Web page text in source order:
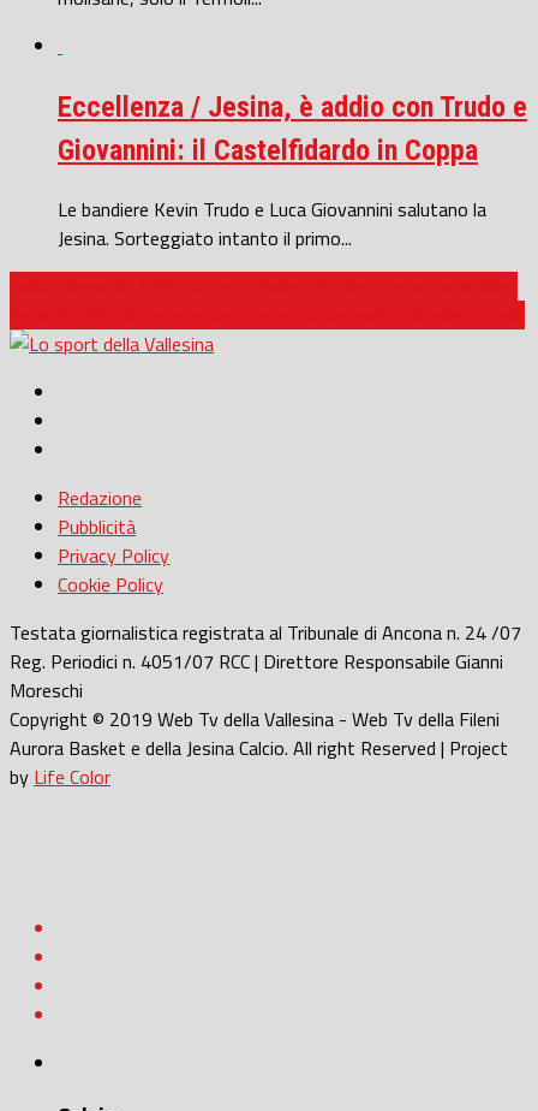
Eccellenza / Jesina, è addio con Trudo e
Giovannini: il Castelfidardo in Coppa
Le bandiere Kevin Trudo e Luca Giovannini salutano la
Jesina. Sorteggiato intanto il primo...
Redazione
Pubblicità
Privacy Policy
Cookie Policy
Testata giornalistica registrata al Tribunale di Ancona n. 24 /07
Reg. Periodici n. 4051/07 RCC | Direttore Responsabile Gianni
Moreschi
Copyright © 2019 Web Tv della Vallesina - Web Tv della Fileni
Aurora Basket e della Jesina Calcio. All right Reserved | Project
by Life Color